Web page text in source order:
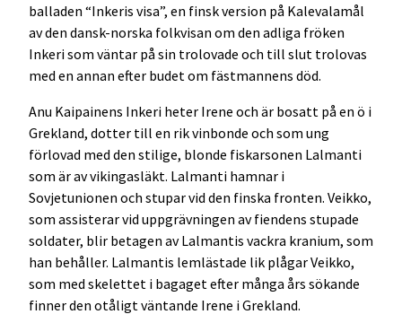
balladen “Inkeris visa”, en finsk version på Kalevalamål
av den dansk-norska folkvisan om den adliga fröken
Inkeri som väntar på sin trolovade och till slut trolovas
med en annan efter budet om fästmannens död.
Anu Kaipainens Inkeri heter Irene och är bosatt på en ö i
Grekland, dotter till en rik vinbonde och som ung
förlovad med den stilige, blonde fiskarsonen Lalmanti
som är av vikingasläkt. Lalmanti hamnar i
Sovjetunionen och stupar vid den finska fronten. Veikko,
som assisterar vid uppgrävningen av fiendens stupade
soldater, blir betagen av Lalmantis vackra kranium, som
han behåller. Lalmantis lemlästade lik plågar Veikko,
som med skelettet i bagaget efter många års sökande
finner den otåligt väntande Irene i Grekland.